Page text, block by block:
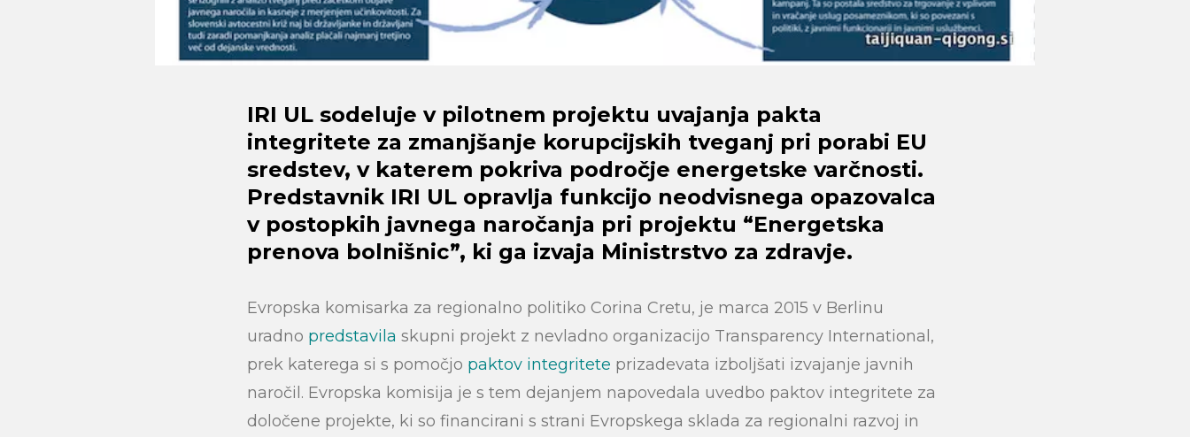
IRI UL sodeluje v pilotnem projektu uvajanja pakta
integritete za zmanjšanje korupcijskih tveganj pri porabi EU
sredstev, v katerem pokriva področje energetske varčnosti.
Predstavnik IRI UL opravlja funkcijo neodvisnega opazovalca
v postopkih javnega naročanja pri projektu “Energetska
prenova bolnišnic”, ki ga izvaja Ministrstvo za zdravje.
Evropska komisarka za regionalno politiko Corina Cretu, je marca 2015 v Berlinu
uradno predstavila skupni projekt z nevladno organizacijo Transparency International,
prek katerega si s pomočjo paktov integritete prizadevata izboljšati izvajanje javnih
naročil. Evropska komisija je s tem dejanjem napovedala uvedbo paktov integritete za
določene projekte, ki so financirani s strani Evropskega sklada za regionalni razvoj in